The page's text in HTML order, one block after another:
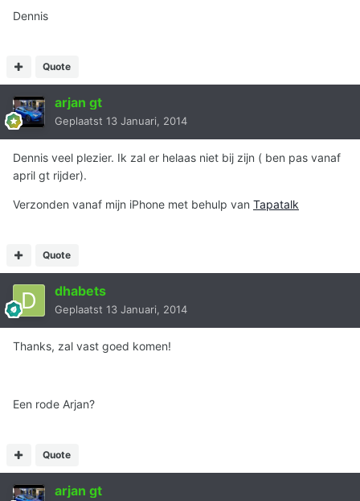
Dennis
Quote
arjan gt
Geplaatst 13 Januari, 2014
Dennis veel plezier. Ik zal er helaas niet bij zijn ( ben pas vanaf
april gt rijder).
Verzonden vanaf mijn iPhone met behulp van Tapatalk
Quote
dhabets
Geplaatst 13 Januari, 2014
Thanks, zal vast goed komen!
Een rode Arjan?
Quote
arjan gt